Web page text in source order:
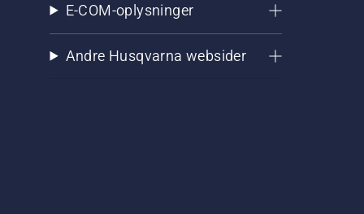
E-COM-oplysninger
Andre Husqvarna websider